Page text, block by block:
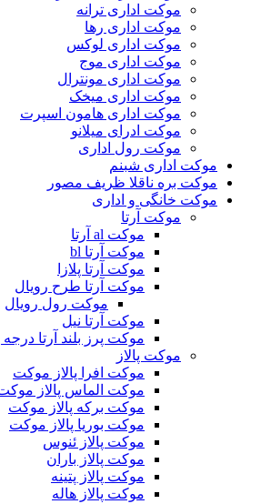
موکت اداری ترانه
موکت اداری رها
موکت اداری لوکس
موکت اداری موج
موکت اداری مونترال
موکت اداری میخک
موکت اداری هامون اسپرت
موکت ادرای میلانو
موکت رول اداری
موکت اداری شبنم
موکت بره ناقلا ظریف مصور
موکت خانگی و اداری
موکت آرتا
موکت al آرتا
موکت آرتا bl
موکت آرتا پلازا
موکت آرتا طرح رویال
موکت رول رویال
موکت آرتا نیل
موکت پرز بلند آرتا
موکت پالاز
موکت افرا پالاز موکت
موکت الماس پالاز
موکت برکه پالاز موکت
موکت بوریا پالاز موکت
موکت پالاز ئنوس
موکت پالاز باران
موکت پالاز پتینه
موکت پالاز هاله